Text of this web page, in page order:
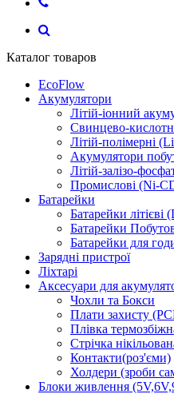
Каталог товаров
EcoFlow
Акумулятори
Літій-іонний
Свинцево-
Літій-полімерні
Акумулятори
Літій-залізо-
Промислові (Ni-
Батарейки
Батарейки літієві
Батарейки
Батарейки для
Зарядні пристрої
Ліхтарі
Аксесуари для
Чохли та Бокси
Плати захисту
Плівка
Стрічка
Контакти(роз'єми)
Холдери (зроби
Блоки живлення